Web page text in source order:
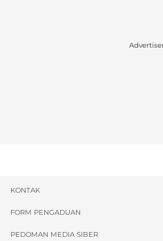
KONTAK
FORM PENGADUAN
PEDOMAN MEDIA SIBER